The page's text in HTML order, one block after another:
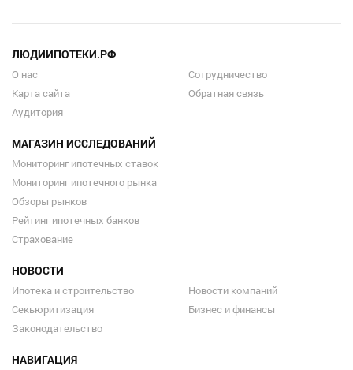
ЛЮДИИПОТЕКИ.РФ
О нас
Карта сайта
Аудитория
Сотрудничество
Обратная связь
МАГАЗИН ИССЛЕДОВАНИЙ
Мониторинг ипотечных ставок
Мониторинг ипотечного рынка
Обзоры рынков
Рейтинг ипотечных банков
Страхование
НОВОСТИ
Ипотека и строительство
Секьюритизация
Законодательство
Новости компаний
Бизнес и финансы
НАВИГАЦИЯ